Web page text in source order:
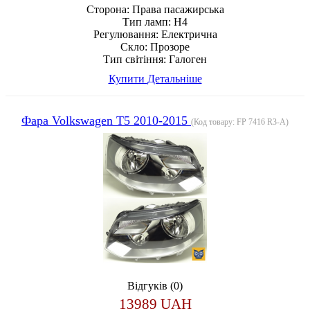
Сторона: Права пасажирська
Тип ламп: H4
Регулювання: Електрична
Скло: Прозоре
Тип світіння: Галоген
Купити Детальніше
Фара Volkswagen T5 2010-2015 (Код товару: FP 7416 R3-A)
Відгуків (0)
13989 UAH